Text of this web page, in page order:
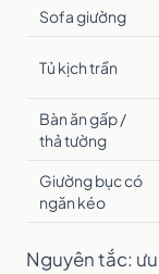
Sofa giường
Tủ kịch trần
Bàn ăn gấp /
thả tường
Giường bục có
ngăn kéo
Nguyên tắc: